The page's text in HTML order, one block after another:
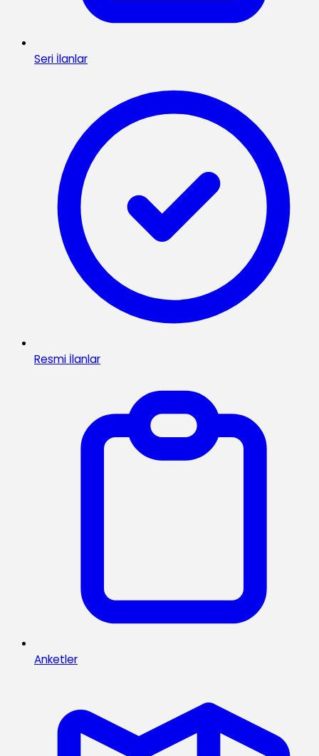
Seri İlanlar
Resmi İlanlar
Anketler